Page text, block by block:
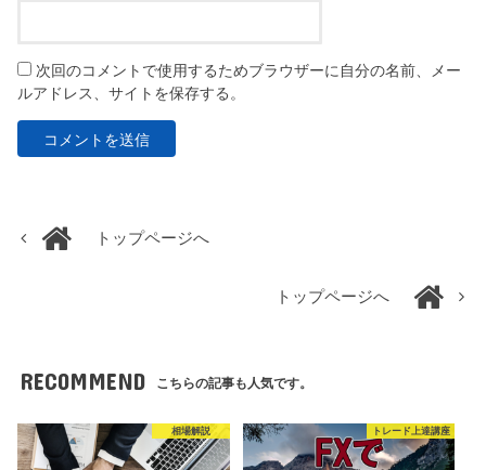
次回のコメントで使用するためブラウザーに自分の名前、メー
ルアドレス、サイトを保存する。
トップページへ
トップページへ
RECOMMEND こちらの記事も人気です。
相場解説 トレード上達講座